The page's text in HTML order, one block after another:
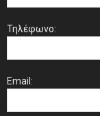
Τηλέφωνο:
Email: